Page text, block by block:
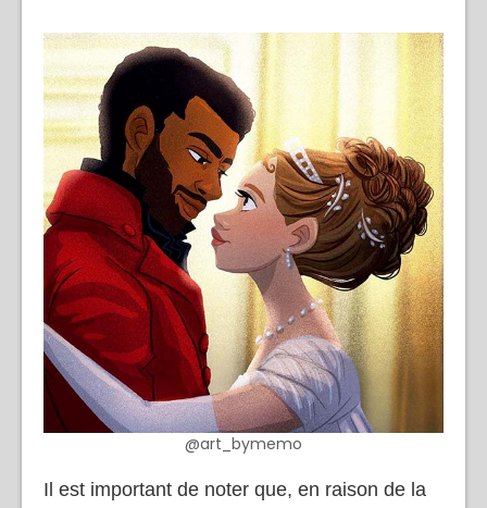
@art_bymemo
Il est important de noter que, en raison de la